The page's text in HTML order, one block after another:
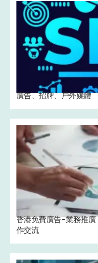
廣告、招牌、戶外媒體
香港免費廣告-業務推
作交流